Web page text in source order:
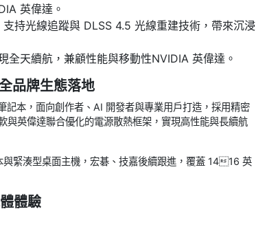
英偉達。
持光線追蹤與 DLSS 4.5 光線重建技術，帶來沉浸
全天續航，兼顧性能與移動性NVIDIA 英偉達。
品牌生態落地
記本，面向創作者、AI 開發者與專業用戶打造，採用精密
英偉達聯合優化的電源散熱框架，實現高性能與長續航
緊湊型桌面主機，宏碁、技嘉後續跟進，覆蓋 1416 英
體驗